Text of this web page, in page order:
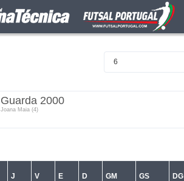
6
Guarda 2000
Joana Maia (4)
J V E D GM GS DG